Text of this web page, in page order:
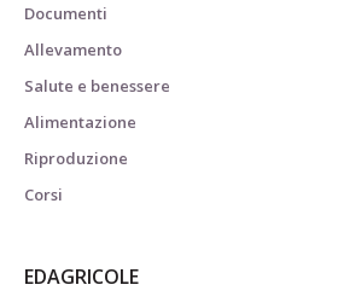
Documenti
Allevamento
Salute e benessere
Alimentazione
Riproduzione
Corsi
EDAGRICOLE